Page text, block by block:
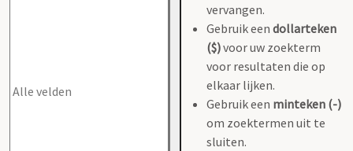
vervangen.
Gebruik een dollarteken
($)voor uw zoekterm
voor resultaten die op
elkaar lijken.
Gebruik een minteken (-)
om zoektermen uit te
sluiten.